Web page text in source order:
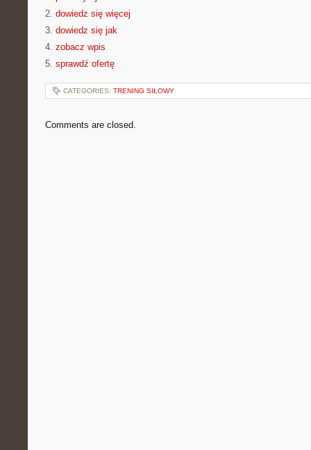
2. dowiedz się więcej
3. dowiedz się jak
4. zobacz wpis
5. sprawdź ofertę
CATEGORIES: TRENING SIŁOWY
Comments are closed.